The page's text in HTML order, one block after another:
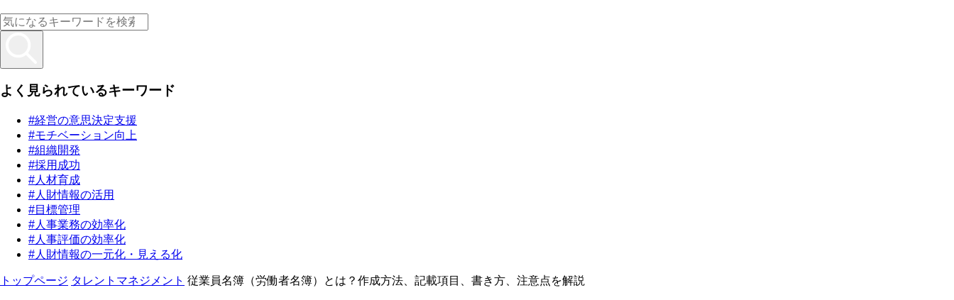
よく見られているキーワード
#経営の意思決定支援
#モチベーション向上
#組織開発
#採用成功
#人材育成
#人財情報の活用
#目標管理
#人事業務の効率化
#人事評価の効率化
#人財情報の一元化・見える化
トップページ タレントマネジメント 従業員名簿（労働者名簿）とは？作成方法、記載項目、書き方、注意点を解説